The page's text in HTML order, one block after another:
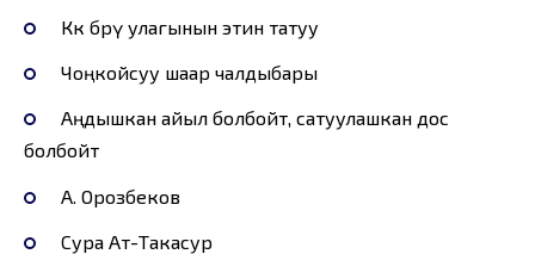
Көк бөрү улагынын этин татуу
Чоңкойсуу шаар чалдыбары
Аңдышкан айыл болбойт, сатуулашкан дос
болбойт
А. Орозбеков
Сура Ат-Такасур